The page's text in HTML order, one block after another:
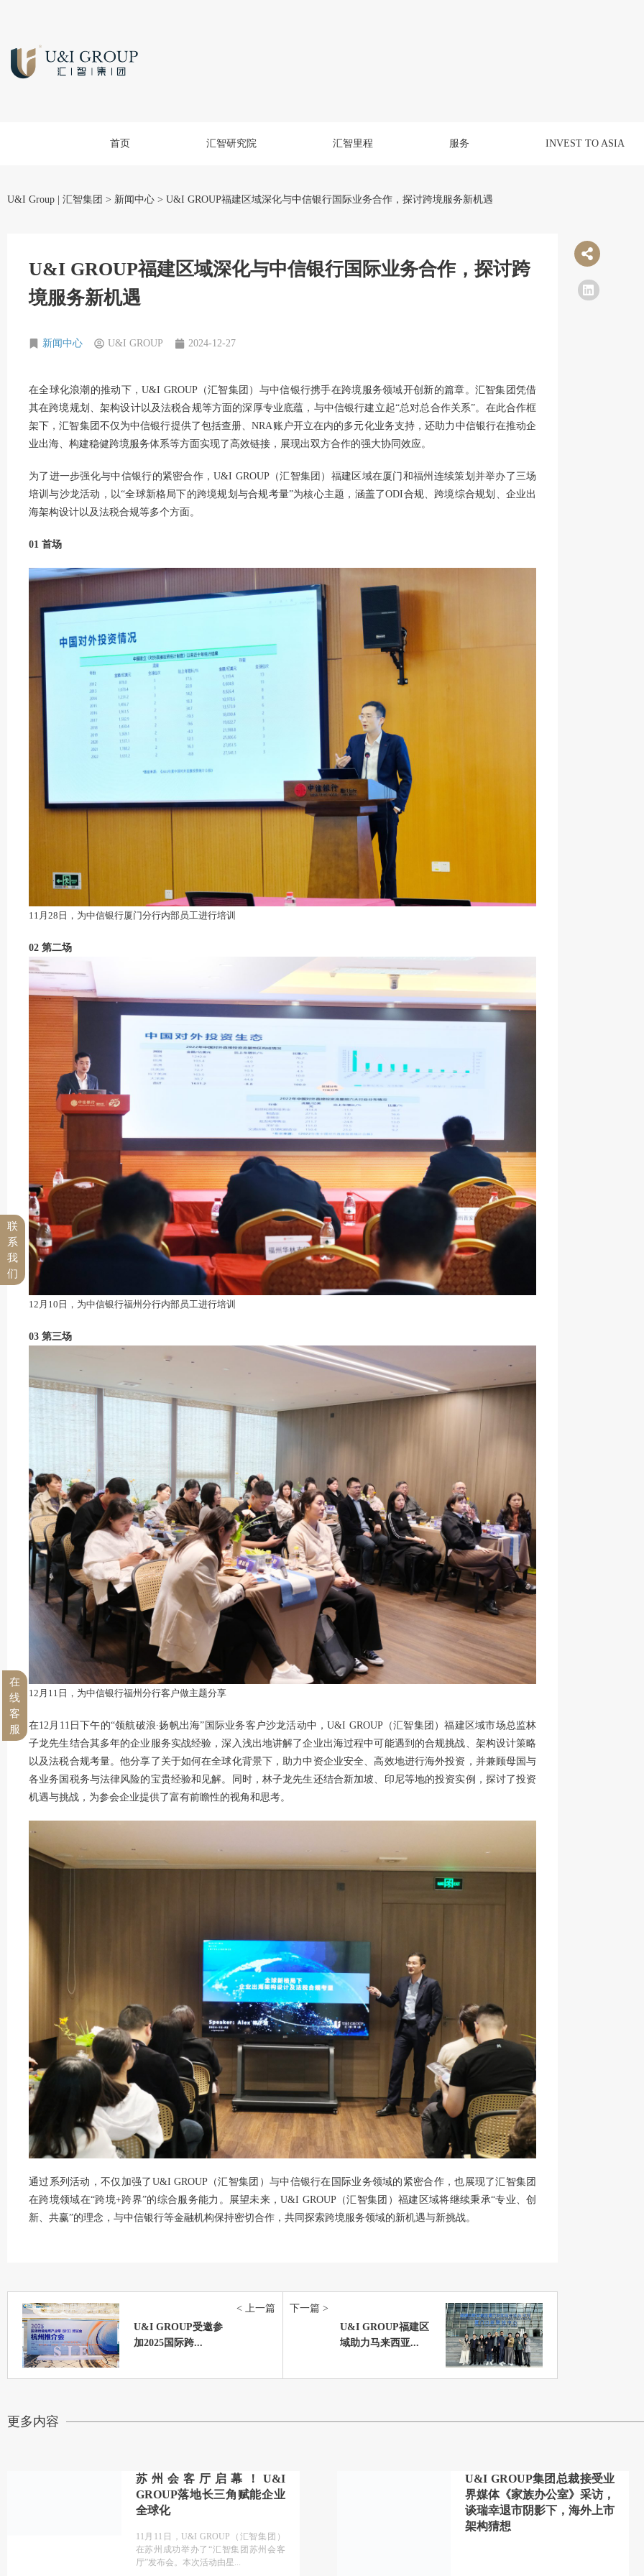
首页 汇智研究院 汇智里程 服务 INVEST TO ASIA
U&I Group | 汇智集团 > 新闻中心 > U&I GROUP福建区域深化与中信银行国际业务合作，探讨跨境服务新机遇
U&I GROUP福建区域深化与中信银行国际业务合作，探讨跨
境服务新机遇
新闻中心 U&I GROUP 2024-12-27
在全球化浪潮的推动下，U&I GROUP（汇智集团）与中信银行携手在跨境服务领域开创新的篇章。汇智集团凭借
其在跨境规划、架构设计以及法税合规等方面的深厚专业底蕴，与中信银行建立起“总对总合作关系”。在此合作框
架下，汇智集团不仅为中信银行提供了包括查册、NRA账户开立在内的多元化业务支持，还助力中信银行在推动企
业出海、构建稳健跨境服务体系等方面实现了高效链接，展现出双方合作的强大协同效应。
为了进一步强化与中信银行的紧密合作，U&I GROUP（汇智集团）福建区域在厦门和福州连续策划并举办了三场
培训与沙龙活动，以“全球新格局下的跨境规划与合规考量”为核心主题，涵盖了ODI合规、跨境综合规划、企业出
海架构设计以及法税合规等多个方面。
01 首场
11月28日，为中信银行厦门分行内部员工进行培训
02 第二场
12月10日，为中信银行福州分行内部员工进行培训
03 第三场
12月11日，为中信银行福州分行客户做主题分享
在12月11日下午的“领航破浪∙扬帆出海”国际业务客户沙龙活动中，U&I GROUP（汇智集团）福建区域市场总监林
子龙先生结合其多年的企业服务实战经验，深入浅出地讲解了企业出海过程中可能遇到的合规挑战、架构设计策略
以及法税合规考量。他分享了关于如何在全球化背景下，助力中资企业安全、高效地进行海外投资，并兼顾母国与
各业务国税务与法律风险的宝贵经验和见解。同时，林子龙先生还结合新加坡、印尼等地的投资实例，探讨了投资
机遇与挑战，为参会企业提供了富有前瞻性的视角和思考。
通过系列活动，不仅加强了U&I GROUP（汇智集团）与中信银行在国际业务领域的紧密合作，也展现了汇智集团
在跨境领域在“跨境+跨界”的综合服务能力。展望未来，U&I GROUP（汇智集团）福建区域将继续秉承“专业、创
新、共赢”的理念，与中信银行等金融机构保持密切合作，共同探索跨境服务领域的新机遇与新挑战。
U&I GROUP受邀参
加2025国际跨...
< 上一篇
U&I GROUP福建区
域助力马来西亚...
下一篇 >
更多内容
苏州会客厅启幕！U&I
GROUP落地长三角赋能企业
全球化
11月11日，U&I GROUP（汇智集团）
在苏州成功举办了“汇智集团苏州会客
厅”发布会。本次活动由星
U&I GROUP集团总裁接受业
界媒体《家族办公室》采访，
谈瑞幸退市阴影下，海外上市
架构猜想
联
系
我
们
在
线
客
服